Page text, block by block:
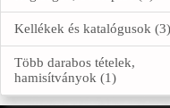
Kellékek és katalógusok (3)
Több darabos tételek,
hamisítványok (1)